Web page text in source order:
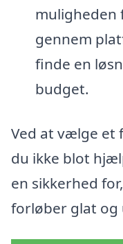
muligheden
gennem
finde en
budget.
Ved at vælge et
du ikke blot
en sikkerhed
forløber glat og